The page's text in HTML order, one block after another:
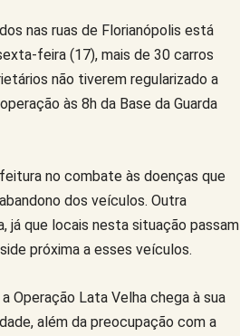
nas ruas de Florianópolis está
feira (17), mais de 30 carros
não tiverem regularizado a
às 8h da Base da Guarda
no combate às doenças que
dos veículos. Outra
já que locais nesta situação passam
próxima a esses veículos.
Operação Lata Velha chega à sua
além da preocupação com a